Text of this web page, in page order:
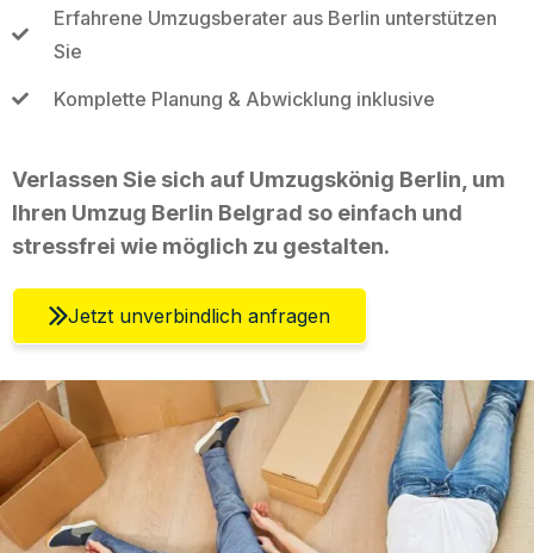
Erfahrene Umzugsberater aus Berlin unterstützen
Sie
Komplette Planung & Abwicklung inklusive
Verlassen Sie sich auf Umzugskönig Berlin, um
Ihren Umzug Berlin Belgrad so einfach und
stressfrei wie möglich zu gestalten.
Jetzt unverbindlich anfragen